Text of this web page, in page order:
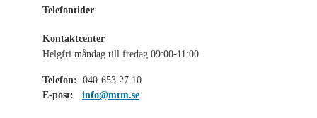
Telefontider
Kontaktcenter
Helgfri måndag till fredag 09:00-11:00
Telefon: 040-653 27 10
E-post:
info@mtm.se